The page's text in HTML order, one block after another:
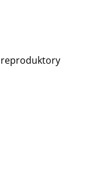
reproduktory